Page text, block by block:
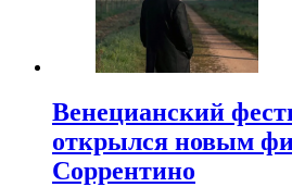
Венецианский
открылся новым
Соррентино